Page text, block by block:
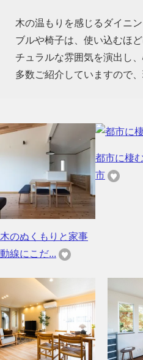
木の温もりを感じるダイニ
ブルや椅子は、使い込むほ
チュラルな雰囲気を演出し
多数ご紹介していますので
木のぬくもりと家事
動線にこだ...
都市に棲
市